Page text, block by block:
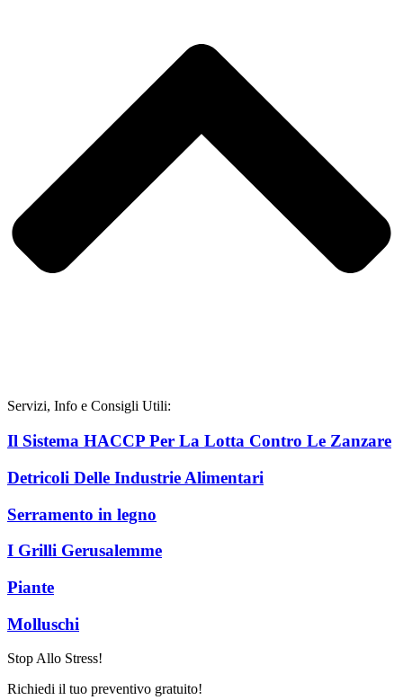
Servizi, Info e Consigli Utili:
Il Sistema HACCP Per La Lotta Contro Le Zanzare
Detricoli Delle Industrie Alimentari
Serramento in legno
I Grilli Gerusalemme
Piante
Molluschi
Stop Allo Stress!
Richiedi il tuo preventivo gratuito!